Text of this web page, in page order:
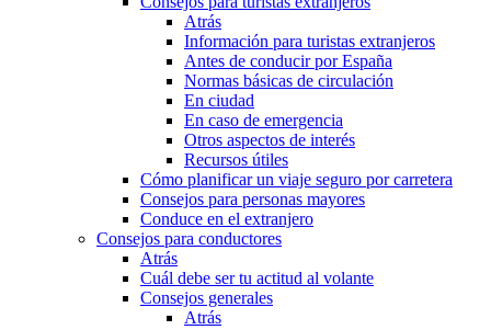
Atrás
Información para turistas extranjeros
Antes de conducir por España
Normas básicas de circulación
En ciudad
En caso de emergencia
Otros aspectos de interés
Recursos útiles
Cómo planificar un viaje seguro por carretera
Consejos para personas mayores
Conduce en el extranjero
Consejos para conductores
Atrás
Cuál debe ser tu actitud al volante
Consejos generales
Atrás